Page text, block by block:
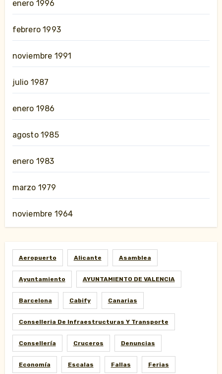
enero 1996
febrero 1993
noviembre 1991
julio 1987
enero 1986
agosto 1985
enero 1983
marzo 1979
noviembre 1964
Aeropuerto Alicante Asamblea
Ayuntamiento AYUNTAMIENTO DE VALENCIA
Barcelona Cabify Canarias
Conselleria De Infraestructuras Y Transporte
Consellería Cruceros Denuncias
Economía Escalas Fallas Ferias